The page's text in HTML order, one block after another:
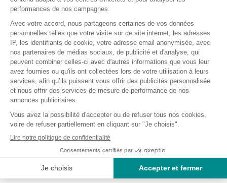
choix de protections, qui s’adaptent aux différents types
d’incontinence et aux exigences quotidiennes de chacun.
Découvrez tous nos produits dans la rubrique
Incontinence, avec nos différentes protections et changes
mais aussi nos produits d'hygiène.